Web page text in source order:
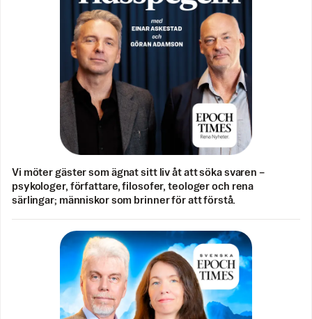
Vi möter gäster som ägnat sitt liv åt att söka svaren –
psykologer, författare, filosofer, teologer och rena
särlingar; människor som brinner för att förstå.